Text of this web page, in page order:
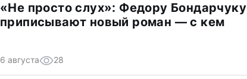
«Не просто слух»: Федору Бондарчуку
приписывают новый роман — с кем
6 августа 28